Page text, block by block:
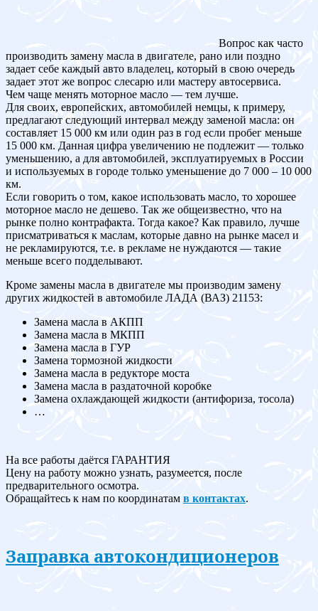
Вопрос как часто
производить замену масла в двигателе, рано или поздно
задает себе каждый авто владелец, который в свою очередь
задает этот же вопрос слесарю или мастеру автосервиса.
Чем чаще менять моторное масло — тем лучше.
Для своих, европейских, автомобилей немцы, к примеру,
предлагают следующий интервал между заменой масла: он
составляет 15 000 км или один раз в год если пробег меньше
15 000 км. Данная цифра увеличению не подлежит — только
уменьшению, а для автомобилей, эксплуатируемых в России
и используемых в городе только уменьшение до 7 000 – 10 000
км.
Если говорить о том, какое использовать масло, то хорошее
моторное масло не дешево. Так же общеизвестно, что на
рынке полно контрафакта. Тогда какое? Как правило, лучше
присматриваться к маслам, которые давно на рынке масел и
не рекламируются, т.е. в рекламе не нуждаются — такие
меньше всего подделывают.
Кроме замены масла в двигателе мы производим замену
других жидкостей в автомобиле ЛАДА (ВАЗ) 21153:
Замена масла в АКПП
Замена масла в МКПП
Замена масла в ГУР
Замена тормозной жидкости
Замена масла в редукторе моста
Замена масла в раздаточной коробке
Замена охлаждающей жидкости (антифориза, тосола)
…
На все работы даётся ГАРАНТИЯ
Цену на работу можно узнать, разумеется, после
предварительного осмотра.
Обращайтесь к нам по координатам в контактах.
Заправка автокондиционеров